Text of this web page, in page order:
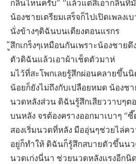
กลิ่นไหนครับ” “แล้วแต่สิเอากลิ่นที่
น้องชายเตรียมเสร็จก็ไปเปิดเพลง
นั่งข้างๆดิฉันบนเตียงตอนแรกร
สึกเกร็งๆเหมือนกันเพราะน้องชาย
ตัวดิฉันแล้วเอาผ้าเช็ดตัวมาห่
มไว้ที่สะโพกเลยรู้สึกผ่อนคลายขึ้นนิ
น้อยก็ยังไม่ถึงกับเปลือยหมด น้องช
นวดหลังส่วน ดิฉันรู้สึกเสียววาบๆต
บนหลัง จรต้องครางออกมาเบาๆ “
สองเริ่มนวดที่หลัง มืออุ่นๆช่วยไล่ค
อยู่ก็ทำให้ ดิฉันก็รู้สึกสบายตัวขึ้นน
นวดเก่งนี่นา ช่วยนวดหลังแรงอีก